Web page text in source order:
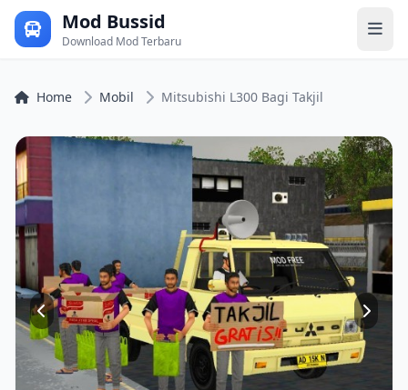
Mod Bussid
Download Mod Terbaru
Home Mobil Mitsubishi L300 Bagi Takjil